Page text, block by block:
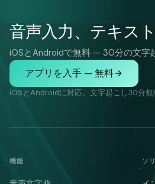
音声入力、テキスト
iOSとAndroidで無料 — 30分の文字
アプリを入手 — 無料
iOSとAndroidに対応。文字起こし30分無
機能 ソ